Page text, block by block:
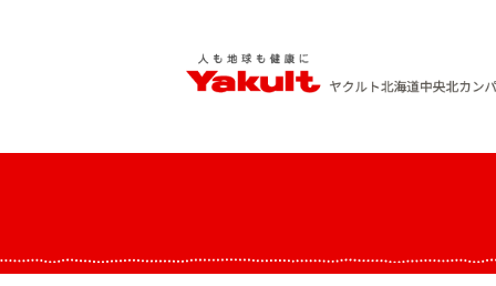
content
ヤクルト北海道中央 北カンパニー
人も地球も健康に